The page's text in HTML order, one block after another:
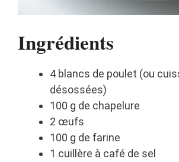
Ingrédients
4 blancs de poulet (ou
désossées)
100 g de chapelure
2 œufs
100 g de farine
1 cuillère à café de sel